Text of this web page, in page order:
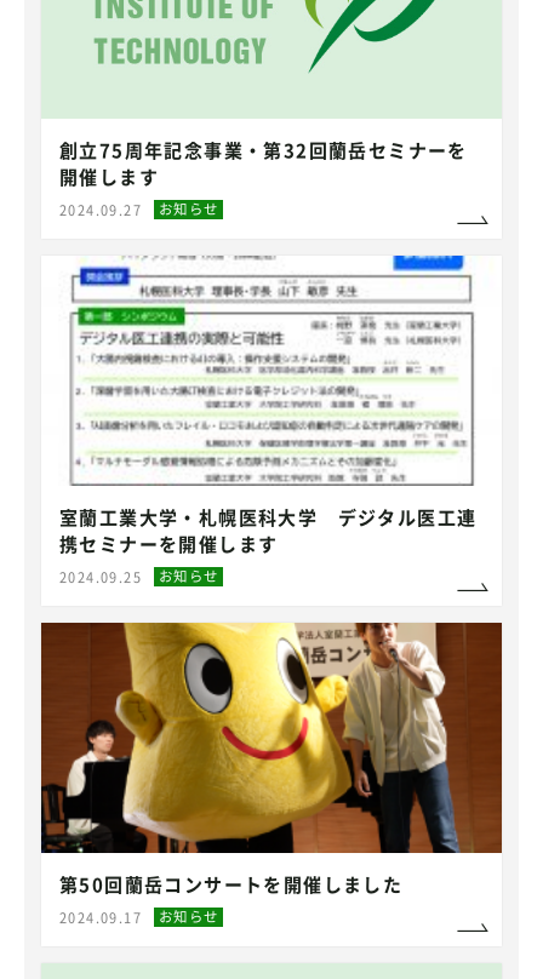
創立75周年記念事業・第32回蘭岳セミナーを
開催します
2024.09.27 お知らせ
室蘭工業大学・札幌医科大学 デジタル医工連
携セミナーを開催します
2024.09.25 お知らせ
第50回蘭岳コンサートを開催しました
2024.09.17 お知らせ